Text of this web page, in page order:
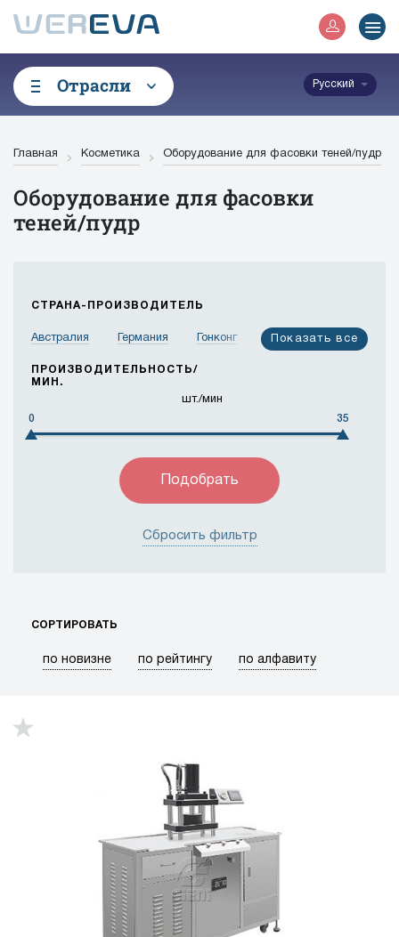
Отрасли Русский
Главная Косметика Оборудование для фасовки теней/пудр
Оборудование для фасовки
теней/пудр
СТРАНА-ПРОИЗВОДИТЕЛЬ
Австралия Германия Гонконг Израиль
Индия Индонезия Иордания
Китай
Объединенные Арабские Эмираты
Соединенные Штаты Таиланд Тайвань
Показать все
ПРОИЗВОДИТЕЛЬНОСТЬ/
МИН.
шт./мин
0 35
Сбросить фильтр
СОРТИРОВАТЬ
по новизне по рейтингу по алфавиту